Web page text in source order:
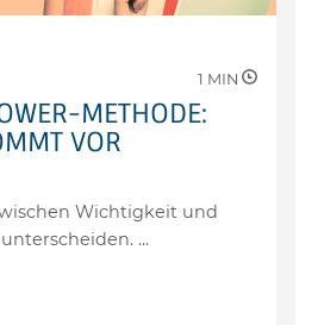
1 MIN
METHODE:
VOR
Wichtigkeit und
...